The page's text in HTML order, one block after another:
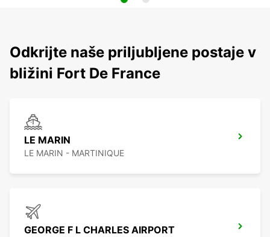
Odkrijte naše priljubljene postaje v
bližini Fort De France
LE MARIN
LE MARIN - MARTINIQUE
GEORGE F L CHARLES AIRPORT